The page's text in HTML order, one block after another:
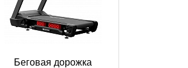
Беговая дорожка